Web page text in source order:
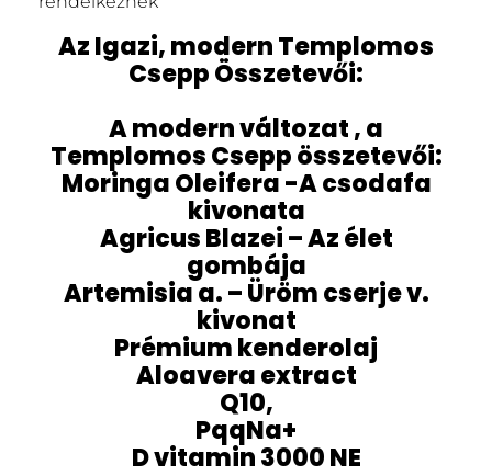
Az Igazi, modern Templomos
Csepp Összetevői:
A modern változat , a
Templomos Csepp összetevői:
Moringa Oleifera -A csodafa
kivonata
Agricus Blazei – Az élet
gombája
Artemisia a. – Üröm cserje v.
kivonat
Prémium kenderolaj
Aloavera extract
Q10,
PqqNa+
D vitamin 3000 NE